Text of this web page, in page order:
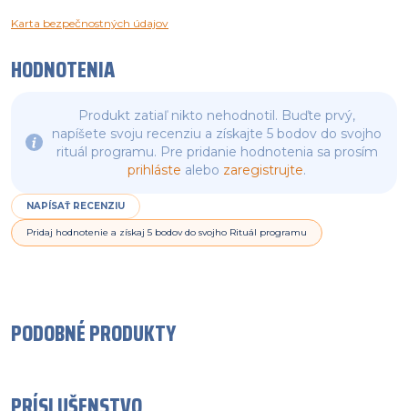
Karta bezpečnostných údajov
HODNOTENIA
Produkt zatiaľ nikto nehodnotil. Buďte prvý,
napíšete svoju recenziu a získajte 5 bodov do svojho
rituál programu. Pre pridanie hodnotenia sa prosím
prihláste alebo zaregistrujte.
NAPÍSAŤ RECENZIU
Pridaj hodnotenie a získaj 5 bodov do svojho Rituál programu
PODOBNÉ PRODUKTY